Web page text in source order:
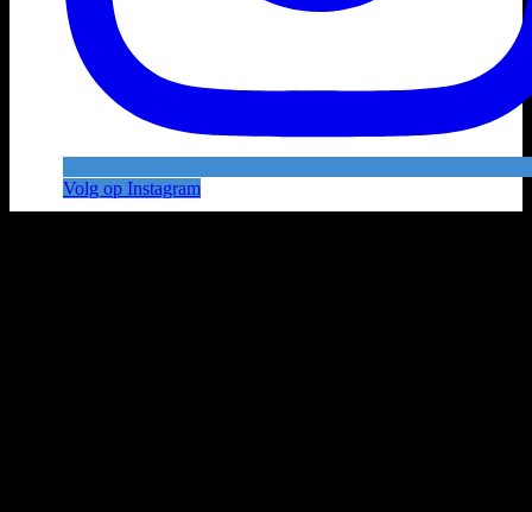
Volg op Instagram